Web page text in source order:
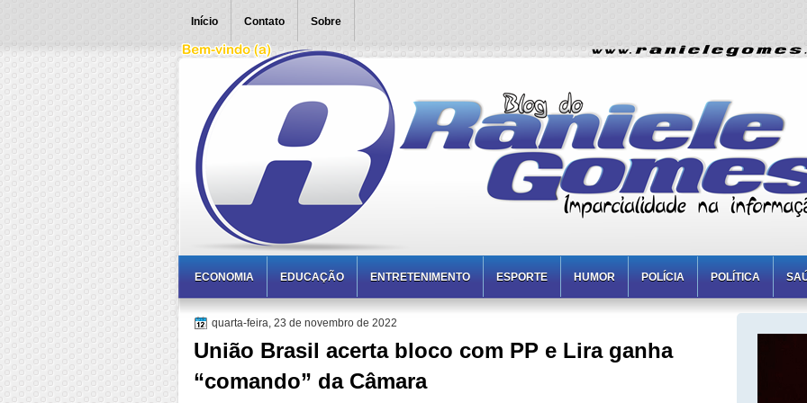
Início Contato Sobre
ECONOMIA EDUCAÇÃO ENTRETENIMENTO ESPORTE HUMOR POLÍCIA POLÍTICA
quarta-feira, 23 de novembro de 2022
União Brasil acerta bloco com PP e Lira ganha
“comando” da Câmara